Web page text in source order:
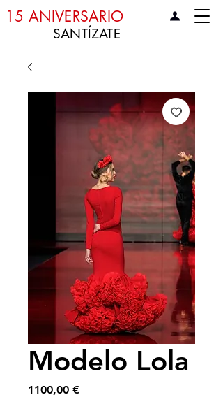
15 ANIVERSARIO
SANTÍZATE
Modelo Lola
1100,00 €Precio